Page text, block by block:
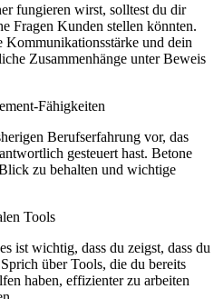
fungieren wirst, solltest du dir
Fragen Kunden stellen könnten.
und dein
Zusammenhänge unter Beweis
Fähigkeiten
Berufserfahrung vor, das
gesteuert hast. Betone
zu behalten und wichtige
Tools
ist wichtig, dass du zeigst, dass du
über Tools, die du bereits
haben, effizienter zu arbeiten